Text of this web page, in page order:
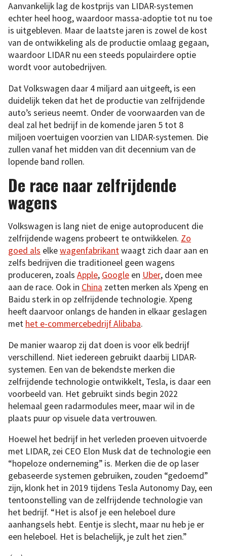
Aanvankelijk lag de kostprijs van LIDAR-systemen
echter heel hoog, waardoor massa-adoptie tot nu toe
is uitgebleven. Maar de laatste jaren is zowel de kost
van de ontwikkeling als de productie omlaag gegaan,
waardoor LIDAR nu een steeds populairdere optie
wordt voor autobedrijven.
Dat Volkswagen daar 4 miljard aan uitgeeft, is een
duidelijk teken dat het de productie van zelfrijdende
auto’s serieus neemt. Onder de voorwaarden van de
deal zal het bedrijf in de komende jaren 5 tot 8
miljoen voertuigen voorzien van LIDAR-systemen. Die
zullen vanaf het midden van dit decennium van de
lopende band rollen.
De race naar zelfrijdende
wagens
Volkswagen is lang niet de enige autoproducent die
zelfrijdende wagens probeert te ontwikkelen. Zo
goed als elkewagenfabrikantwaagt zich daar aan en
zelfs bedrijven die traditioneel geen wagens
produceren, zoals Apple, Google en Uber, doen mee
aan de race. Ook in China zetten merken als Xpeng en
Baidu sterk in op zelfrijdende technologie. Xpeng
heeft daarvoor onlangs de handen in elkaar geslagen
met het e-commercebedrijf Alibaba.
De manier waarop zij dat doen is voor elk bedrijf
verschillend. Niet iedereen gebruikt daarbij LIDAR-
systemen. Een van de bekendste merken die
zelfrijdende technologie ontwikkelt, Tesla, is daar een
voorbeeld van. Het gebruikt sinds begin 2022
helemaal geen radarmodules meer, maar wil in de
plaats puur op visuele data vertrouwen.
Hoewel het bedrijf in het verleden proeven uitvoerde
met LIDAR, zei CEO Elon Musk dat de technologie een
“hopeloze onderneming” is. Merken die de op laser
gebaseerde systemen gebruiken, zouden “gedoemd”
zijn, klonk het in 2019 tijdens Tesla Autonomy Day, een
tentoonstelling van de zelfrijdende technologie van
het bedrijf. “Het is alsof je een heleboel dure
aanhangsels hebt. Eentje is slecht, maar nu heb je er
een heleboel. Het is belachelijk, je zult het zien.”